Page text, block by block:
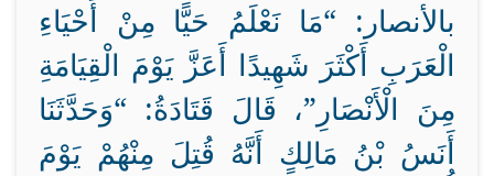
بالأنصار: “مَا نَعْلَمُ حَيًّا مِنْ أَحْيَاءِ
الْعَرَبِ أَكْثَرَ شَهِيدًا أَعَزَّ يَوْمَ الْقِيَامَةِ
مِنَ الْأَنْصَارِ”، قَالَ قَتَادَةُ: “وَحَدَّثَنَا
أَنَسُ بْنُ مَالِكٍ أَنَّهُ قُتِلَ مِنْهُمْ يَوْمَ